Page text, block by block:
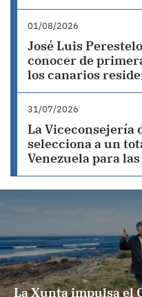
01/08/2026
José Luis
conocer de
los canarios
31/07/2026
La Viceconsejería
selecciona a un
Venezuela para
La Xunta impulsa el